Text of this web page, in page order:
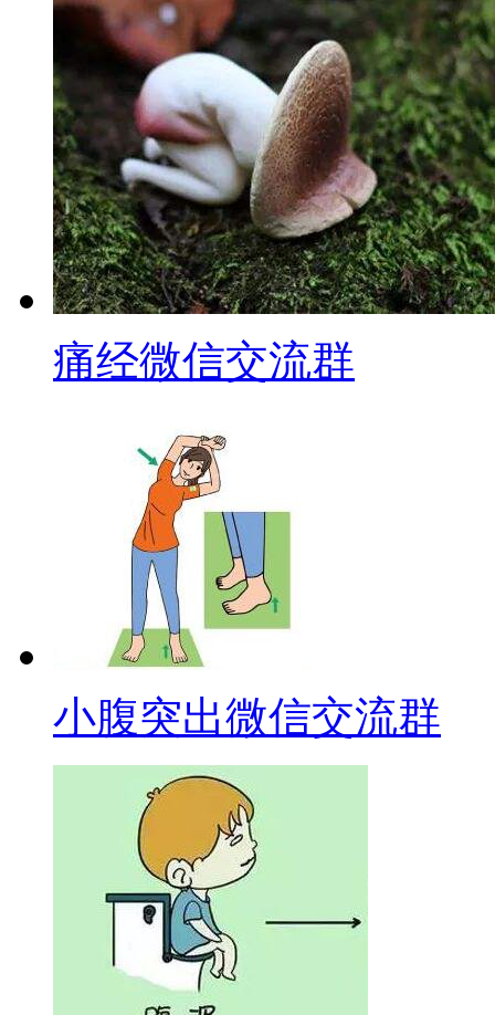
痛经微信交流群
小腹突出微信交流群